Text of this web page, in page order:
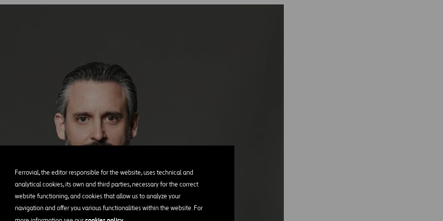
Ferrovial, the editor responsible for the website, uses technical and
analytical cookies, its own and third parties, necessary for the correct
website functioning, and cookies that allow us to analyze your
navigation and offer you various functionalities within the website. For